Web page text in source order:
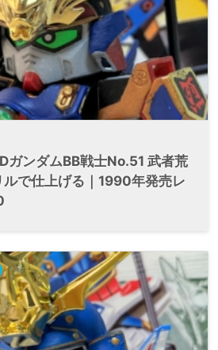
ガンダムBB戦士No.51 武者荒
で仕上げる｜1990年発売レ